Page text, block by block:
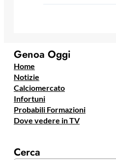
Genoa Oggi
Home
Notizie
Calciomercato
Infortuni
Probabili Formazioni
Dove vedere in TV
Cerca